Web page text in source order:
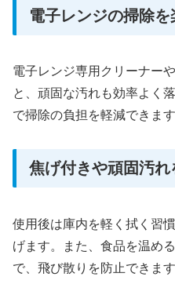
電子レンジの掃除
電子レンジ専用クリーナー
と、頑固な汚れも効率よく
で掃除の負担を軽減できます
焦げ付きや頑固汚
使用後は庫内を軽く拭く習
げます。また、食品を温め
で、飛び散りを防止できます